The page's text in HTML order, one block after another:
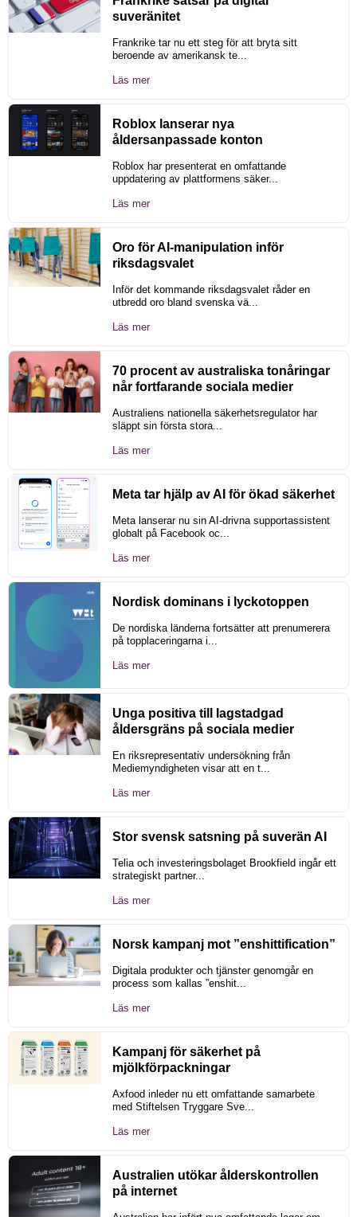
suveränitet
Frankrike tar nu ett steg för att bryta sitt
beroende av amerikansk te...
Läs mer
Roblox lanserar nya
åldersanpassade konton
Roblox har presenterat en omfattande
uppdatering av plattformens säker...
Läs mer
Oro för AI-manipulation inför
riksdagsvalet
Inför det kommande riksdagsvalet råder en
utbredd oro bland svenska vä...
Läs mer
70 procent av australiska tonåringar
når fortfarande sociala medier
Australiens nationella säkerhetsregulator har
släppt sin första stora...
Läs mer
Meta tar hjälp av AI för ökad säkerhet
Meta lanserar nu sin AI-drivna supportassistent
globalt på Facebook oc...
Läs mer
Nordisk dominans i lyckotoppen
De nordiska länderna fortsätter att prenumerera
på topplaceringarna i...
Läs mer
Unga positiva till lagstadgad
åldersgräns på sociala medier
En riksrepresentativ undersökning från
Mediemyndigheten visar att en t...
Läs mer
Stor svensk satsning på suverän AI
Telia och investeringsbolaget Brookfield ingår ett
strategiskt partner...
Läs mer
Norsk kampanj mot ”enshittification”
Digitala produkter och tjänster genomgår en
process som kallas ”enshit...
Läs mer
Kampanj för säkerhet på
mjölkförpackningar
Axfood inleder nu ett omfattande samarbete
med Stiftelsen Tryggare Sve...
Läs mer
Australien utökar ålderskontrollen
på internet